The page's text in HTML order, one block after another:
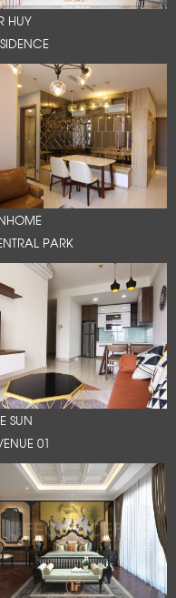
HUY
PARK
SUN
01